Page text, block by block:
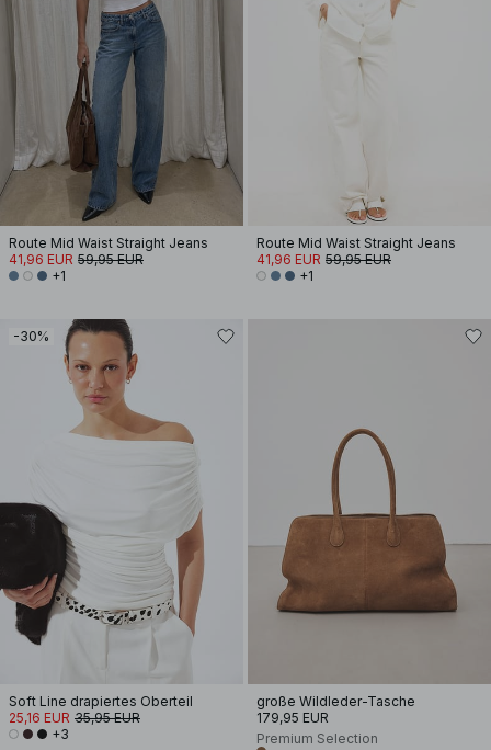
Route Mid Waist Straight Jeans
41,96 EUR 59,95 EUR
+1
Route Mid Waist Straight Jeans
41,96 EUR 59,95 EUR
+1
-30%
Soft Line drapiertes Oberteil
25,16 EUR 35,95 EUR
+3
große Wildleder-Tasche
179,95 EUR
Premium Selection